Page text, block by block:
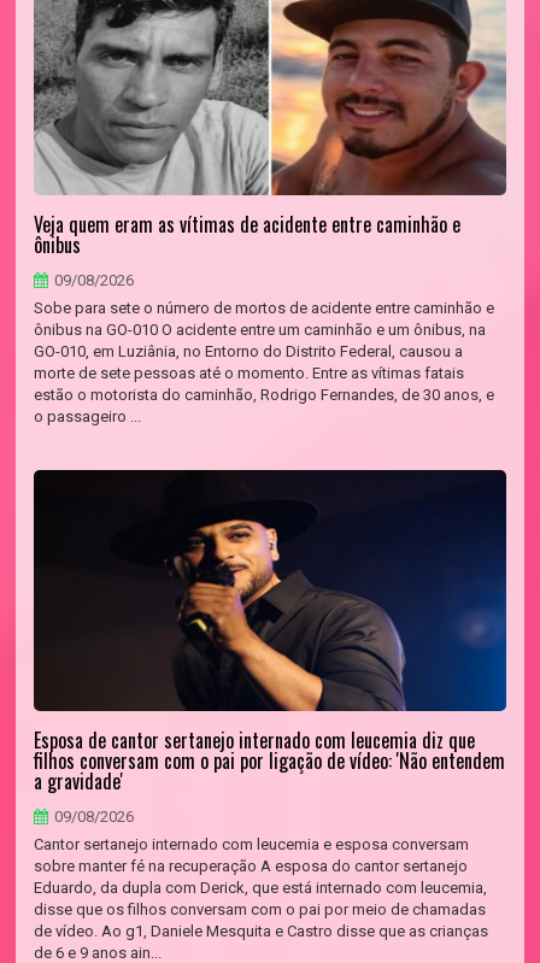
Veja quem eram as vítimas de acidente entre caminhão e
ônibus
09/08/2026
Sobe para sete o número de mortos de acidente entre caminhão e
ônibus na GO-010 O acidente entre um caminhão e um ônibus, na
GO-010, em Luziânia, no Entorno do Distrito Federal, causou a
morte de sete pessoas até o momento. Entre as vítimas fatais
estão o motorista do caminhão, Rodrigo Fernandes, de 30 anos, e
o passageiro ...
Esposa de cantor sertanejo internado com leucemia diz que
filhos conversam com o pai por ligação de vídeo: 'Não entendem
a gravidade'
09/08/2026
Cantor sertanejo internado com leucemia e esposa conversam
sobre manter fé na recuperação A esposa do cantor sertanejo
Eduardo, da dupla com Derick, que está internado com leucemia,
disse que os filhos conversam com o pai por meio de chamadas
de vídeo. Ao g1, Daniele Mesquita e Castro disse que as crianças
de 6 e 9 anos ain...